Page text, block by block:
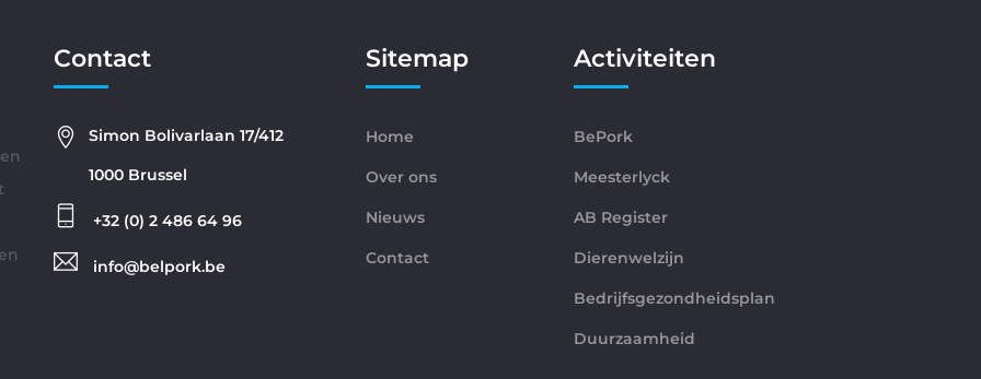
Contact
Simon Bolivarlaan 17/412
1000 Brussel
+32 (0) 2 486 64 96
info@belpork.be
Sitemap
Home
Over ons
Nieuws
Contact
Activiteiten
BePork
Meesterlyck
AB Register
Dierenwelzijn
Bedrijfsgezondheidsplan
Duurzaamheid